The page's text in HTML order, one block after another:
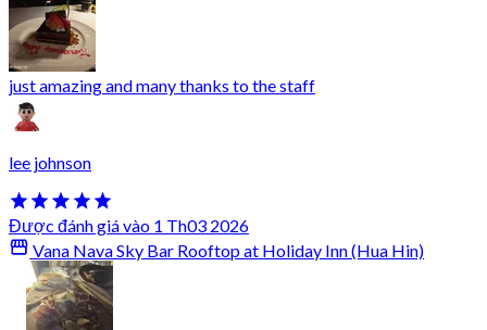
just amazing and many thanks to the staff
lee johnson
Được đánh giá vào 1 Th03 2026
Vana Nava Sky Bar Rooftop at Holiday Inn (Hua Hin)